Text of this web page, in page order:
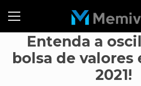
Entenda a
bolsa de valores
2021!